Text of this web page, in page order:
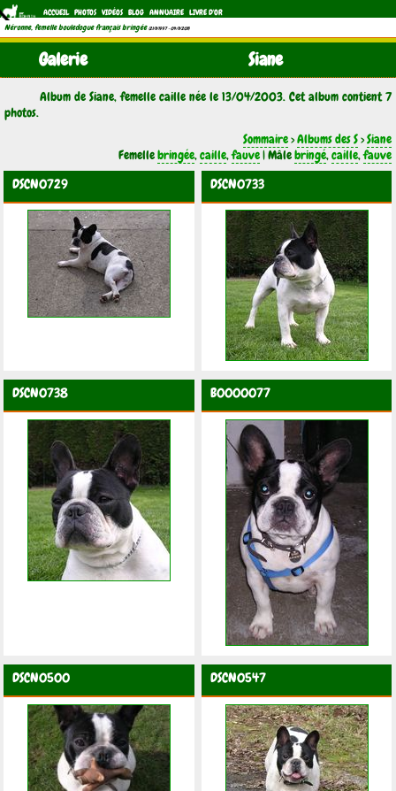
ACCUEIL PHOTOS VIDÉOS BLOG ANNUAIRE LIVRE D'OR
Néronne, femelle bouledogue français bringée (21/11/1997 - 04/11/2011)
Galerie Siane
Album de Siane, femelle caille née le 13/04/2003. Cet album contient 7
photos.
Sommaire>Albums des S>Siane
Femellebringée,caille,fauve| Mâlebringé,caille,fauve
DSCN0729 DSCN0733
DSCN0738 B0000077
DSCN0500 DSCN0547